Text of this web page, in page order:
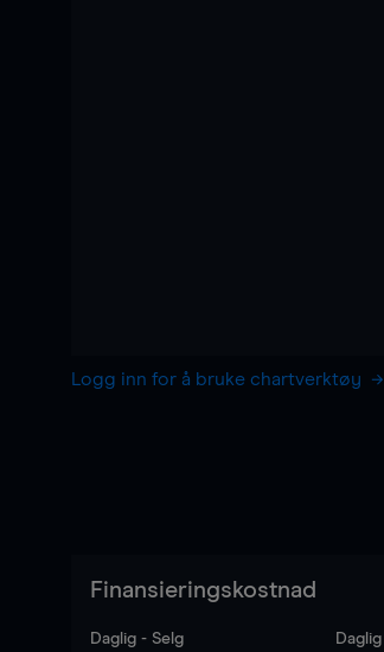
Logg inn for å bruke chartverktøy
Finansieringskostnad
Daglig - Selg